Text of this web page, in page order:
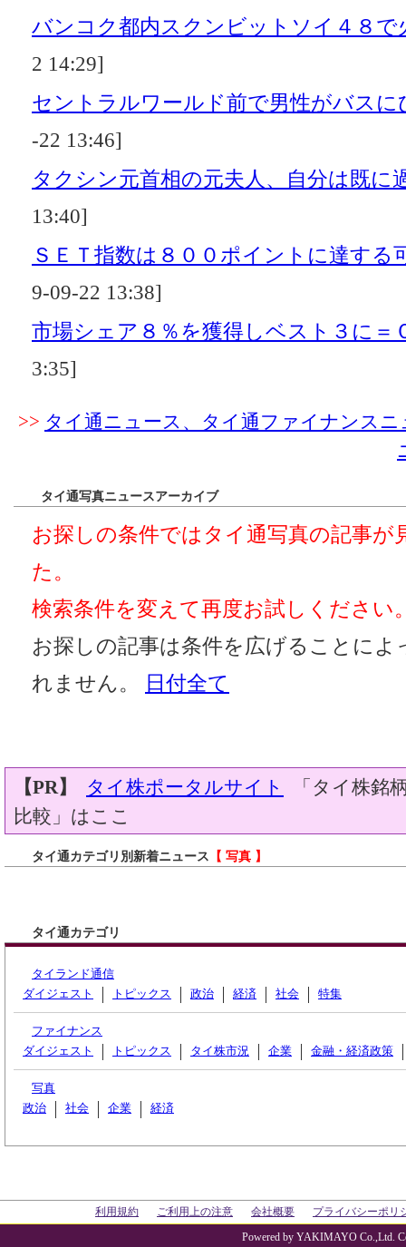
バンコク都内スクンビットソイ４８で
2 14:29]
セントラルワールド前で男性がバスに
-22 13:46]
タクシン元首相の元夫人、自分は既に
13:40]
ＳＥＴ指数は８００ポイントに達する
9-09-22 13:38]
市場シェア８％を獲得しベスト３に＝
3:35]
>> タイ通ニュース、タイ通ファイナンス
タイ通写真ニュースアーカイブ
お探しの条件ではタイ通写真の記事が
た。
検索条件を変えて再度お試しください
お探しの記事は条件を広げることに
れません。
日付全て
【PR】 タイ株ポータルサイト
「タイ株銘
比較」はここ
タイ通カテゴリ別新着ニュース 【 写真 】
タイ通カテゴリ
タイランド通信
ダイジェスト
トピックス 政治 経済 社会 特集
ファイナンス
ダイジェスト
トピックス タイ株市況 企業 金融・経済政策
写真
政治
社会 企業 経済
利用規約 ご利用上の注意 会社概要 プライバシーポリ
Powered by YAKIMAYO Co.,Ltd.